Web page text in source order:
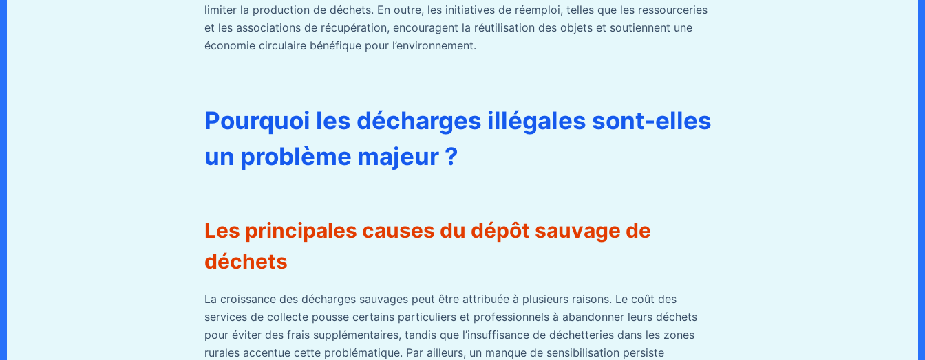
limiter la production de déchets. En outre, les initiatives de réemploi, telles que les ressourceries
et les associations de récupération, encouragent la réutilisation des objets et soutiennent une
économie circulaire bénéfique pour l’environnement.
Pourquoi les décharges illégales sont-elles
un problème majeur ?
Les principales causes du dépôt sauvage de
déchets
La croissance des décharges sauvages peut être attribuée à plusieurs raisons. Le coût des
services de collecte pousse certains particuliers et professionnels à abandonner leurs déchets
pour éviter des frais supplémentaires, tandis que l’insuffisance de déchetteries dans les zones
rurales accentue cette problématique. Par ailleurs, un manque de sensibilisation persiste